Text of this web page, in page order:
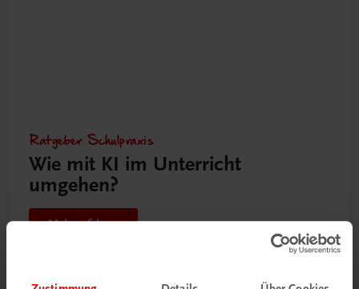
Ratgeber Schulpraxis
Wie mit KI im Unterricht
umgehen?
Mehr erfahren